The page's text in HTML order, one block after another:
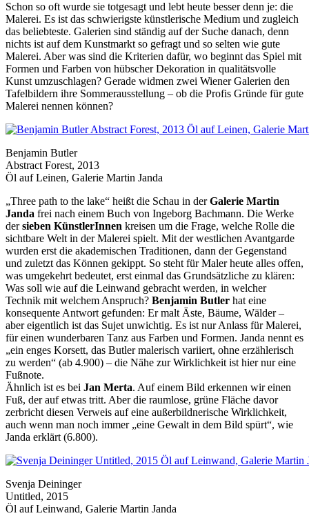
Schon so oft wurde sie totgesagt und lebt heute besser denn je: die
Malerei. Es ist das schwierigste künstlerische Medium und zugleich
das beliebteste. Galerien sind ständig auf der Suche danach, denn
nichts ist auf dem Kunstmarkt so gefragt und so selten wie gute
Malerei. Aber was sind die Kriterien dafür, wo beginnt das Spiel mit
Formen und Farben von hübscher Dekoration in qualitätsvolle
Kunst umzuschlagen? Gerade widmen zwei Wiener Galerien den
Tafelbildern ihre Sommerausstellung – ob die Profis Gründe für gute
Malerei nennen können?
Benjamin Butler
Abstract Forest, 2013
Öl auf Leinen, Galerie Martin Janda
„Three path to the lake“ heißt die Schau in derGalerie Martin
Janda frei nach einem Buch von Ingeborg Bachmann. Die Werke
dersieben KünstlerInnen kreisen um die Frage, welche Rolle die
sichtbare Welt in der Malerei spielt. Mit der westlichen Avantgarde
wurden erst die akademischen Traditionen, dann der Gegenstand
und zuletzt das Können gekippt. So steht für Maler heute alles offen,
was umgekehrt bedeutet, erst einmal das Grundsätzliche zu klären:
Was soll wie auf die Leinwand gebracht werden, in welcher
Technik mit welchem Anspruch? Benjamin Butler hat eine
konsequente Antwort gefunden: Er malt Äste, Bäume, Wälder –
aber eigentlich ist das Sujet unwichtig. Es ist nur Anlass für Malerei,
für einen wunderbaren Tanz aus Farben und Formen. Janda nennt es
„ein enges Korsett, das Butler malerisch variiert, ohne erzählerisch
zu werden“ (ab 4.900) – die Nähe zur Wirklichkeit ist hier nur eine
Fußnote.
Ähnlich ist es bei Jan Merta. Auf einem Bild erkennen wir einen
Fuß, der auf etwas tritt. Aber die raumlose, grüne Fläche davor
zerbricht diesen Verweis auf eine außerbildnerische Wirklichkeit,
auch wenn man noch immer „eine Gewalt in dem Bild spürt“, wie
Janda erklärt (6.800).
Svenja Deininger
Untitled, 2015
Öl auf Leinwand, Galerie Martin Janda